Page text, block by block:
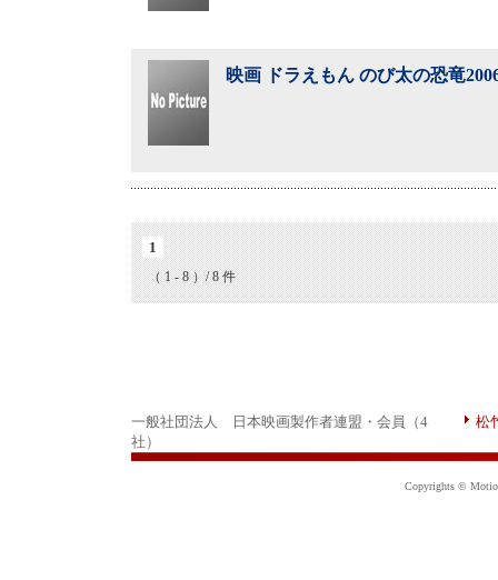
映画 ドラえもん のび太の恐竜
1
（ 1 - 8 ）/ 8 件
一般社団法人 日本映画製作者連盟・会員（4
社）
松
Copyrights ©